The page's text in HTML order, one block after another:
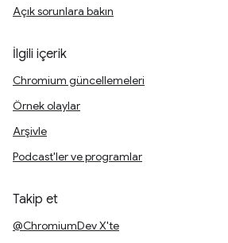
Açık sorunlara bakın
İlgili içerik
Chromium güncellemeleri
Örnek olaylar
Arşivle
Podcast'ler ve programlar
Takip et
@ChromiumDev X'te